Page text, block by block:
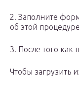
2. Заполните
об этой
3. После того как
Чтобы загрузить